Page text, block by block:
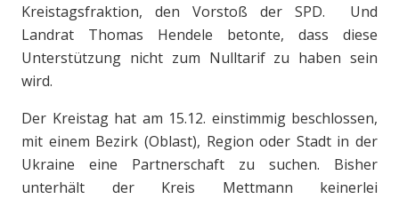
Kreistagsfraktion, den Vorstoß der SPD. Und
Landrat Thomas Hendele betonte, dass diese
Unterstützung nicht zum Nulltarif zu haben sein
wird.
Der Kreistag hat am 15.12. einstimmig beschlossen,
mit einem Bezirk (Oblast), Region oder Stadt in der
Ukraine eine Partnerschaft zu suchen. Bisher
unterhält der Kreis Mettmann keinerlei